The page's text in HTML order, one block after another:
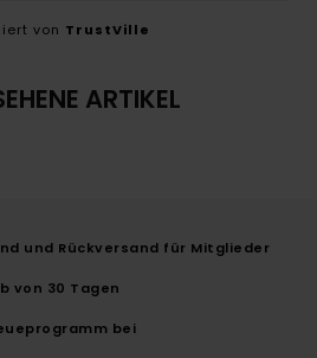
von TrustVille
ARTIKEL
und Rückversand für Mitglieder
von 30 Tagen
bei